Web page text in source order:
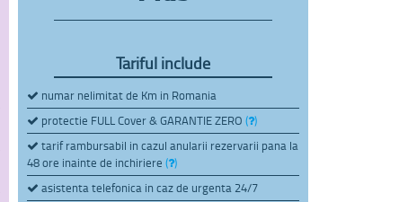
Tariful include
numar nelimitat de Km in Romania
protectie FULL Cover & GARANTIE ZERO( )
tarif rambursabil in cazul anularii rezervarii pana la
48 ore inainte de inchiriere( )
asistenta telefonica in caz de urgenta 24/7